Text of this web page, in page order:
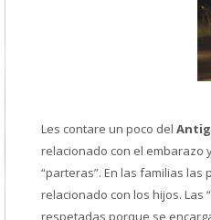
Les contare un poco del
relacionado con el embarazo
“parteras”. En las familias
relacionado con los hijos.